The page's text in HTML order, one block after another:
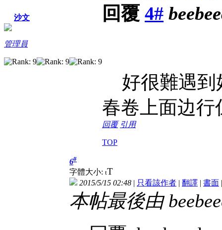
沙文
管理員
回覆 4#
好很難遇到
春卷上面边行
回覆 引用
TOP
6#
字體大小: tT
2015/5/15 02:48 | 只看該作者 | 翻譯 | 書面
本帖最後由